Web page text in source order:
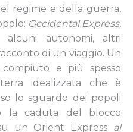
regime e della guerra,
Occidental Express,
alcuni autonomi, altri
di un viaggio. Un
e più spesso
idealizzata che è
lo sguardo dei popoli
la caduta del blocco
un Orient Express al